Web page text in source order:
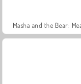
Masha and the Bear: